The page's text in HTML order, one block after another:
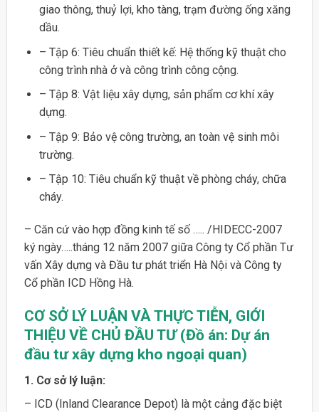
giao thông, thuỷ lợi, kho tàng, trạm đường ống xăng
dầu.
– Tập 6: Tiêu chuẩn thiết kế: Hệ thống kỹ thuật cho
công trình nhà ở và công trình công cộng.
– Tập 8: Vật liệu xây dựng, sản phẩm cơ khí xây
dựng.
– Tập 9: Bảo vệ công trường, an toàn vệ sinh môi
trường.
– Tập 10: Tiêu chuẩn kỹ thuật về phòng cháy, chữa
cháy.
– Căn cứ vào hợp đồng kinh tế số ….. /HIDECC-2007
ký ngày…..tháng 12 năm 2007 giữa Công ty Cổ phần Tư
vấn Xây dựng và Đầu tư phát triển Hà Nội và Công ty
Cổ phần ICD Hồng Hà.
CƠ SỞ LÝ LUẬN VÀ THỰC TIỄN, GIỚI
THIỆU VỀ CHỦ ĐẦU TƯ (Đồ án: Dự án
đầu tư xây dựng kho ngoại quan)
1. Cơ sở lý luận:
– ICD (Inland Clearance Depot) là một cảng đặc biệt